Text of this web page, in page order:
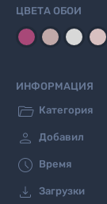
ЦВЕТА ОБОИ
ИНФОРМАЦИЯ
 Категория
 Добавил
 Время
 Загрузки